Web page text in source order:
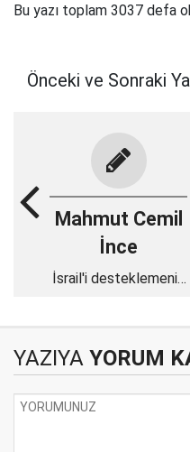
Bu yazı toplam 3037 defa
Önceki ve Sonraki
Mahmut Cemil
İnce
İsrail'i desteklemenin
YAZIYA YORUM